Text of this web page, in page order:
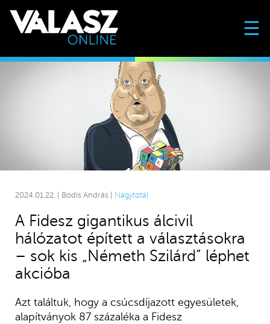
☰
2024.01.22. | Bódis András | Nagytotál
A Fidesz gigantikus álcivil
hálózatot épített a választásokra
– sok kis „Németh Szilárd” léphet
akcióba
Azt találtuk, hogy a csúcsdíjazott egyesületek,
alapítványok 87 százaléka a Fidesz